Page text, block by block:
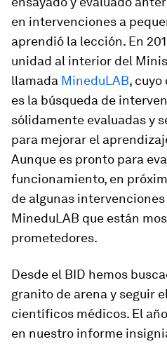
en intervenciones a
aprendió la lección. En
unidad al interior del
llamada MineduLAB,
es la búsqueda de
sólidamente evaluadas y
para mejorar el
Aunque es pronto para
funcionamiento, en
de algunas
MineduLAB que están
prometedores.
Desde el BID hemos
granito de arena y seguir
científicos médicos. El
en nuestro informe